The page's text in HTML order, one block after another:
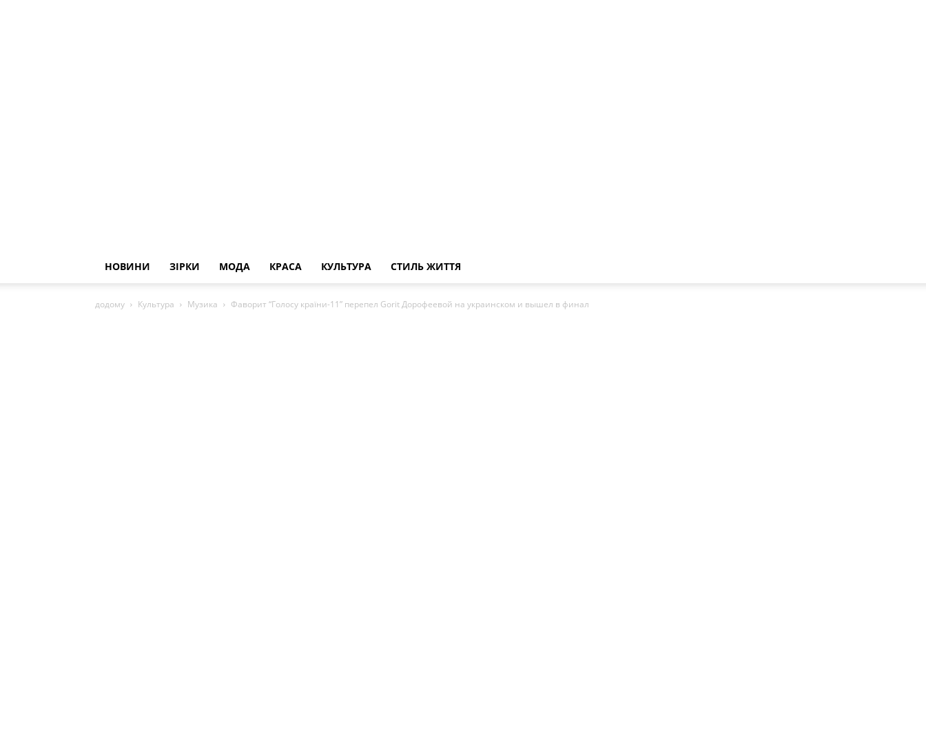
НОВИНИ ЗІРКИ МОДА КРАСА КУЛЬТУРА СТИЛЬ ЖИТТЯ
додому Культура Музика Фаворит “Голосу країни-11” перепел Gorit Дорофеевой на украинском и вышел в финал